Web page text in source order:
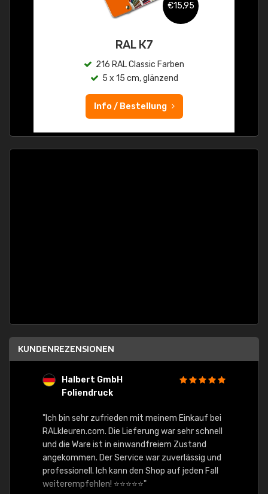
€15,95
RAL K7
216 RAL Classic Farben
5 x 15 cm, glänzend
Info / Bestellung
KUNDENREZENSIONEN
Halbert GmbH
Foliendruck
"Ich bin sehr zufrieden mit meinem Einkauf bei
RALkleuren.com. Die Lieferung war sehr schnell
und die Ware ist in einwandfreiem Zustand
angekommen. Der Service war zuverlässig und
professionell. Ich kann den Shop auf jeden Fall
weiterempfehlen! ⭐⭐⭐⭐⭐"